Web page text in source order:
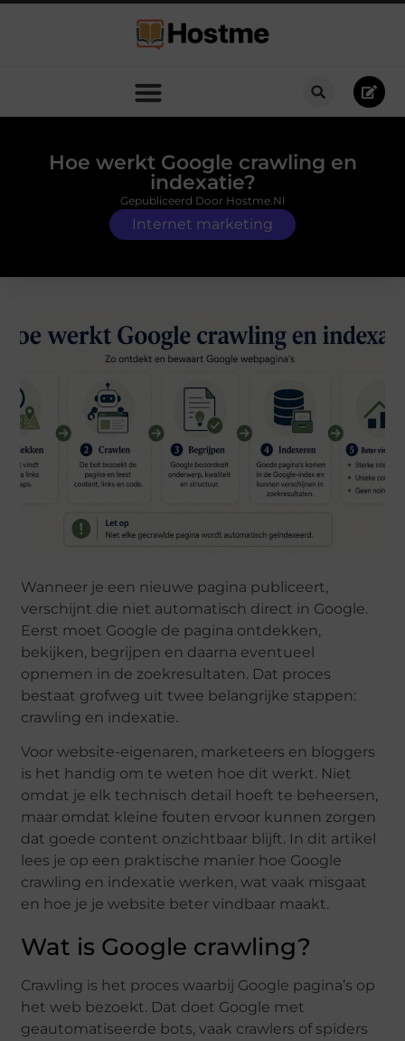
Hoe werkt Google crawling en
indexatie?
Internet marketing
Gepubliceerd Door Hostme.nl
Wanneer je een nieuwe pagina publiceert,
verschijnt die niet automatisch direct in Google.
Eerst moet Google de pagina ontdekken,
bekijken, begrijpen en daarna eventueel
opnemen in de zoekresultaten. Dat proces
bestaat grofweg uit twee belangrijke stappen:
crawling en indexatie.
Voor website-eigenaren, marketeers en bloggers
is het handig om te weten hoe dit werkt. Niet
omdat je elk technisch detail hoeft te beheersen,
maar omdat kleine fouten ervoor kunnen zorgen
dat goede content onzichtbaar blijft. In dit artikel
lees je op een praktische manier hoe Google
crawling en indexatie werken, wat vaak misgaat
en hoe je je website beter vindbaar maakt.
Wat is Google crawling?
Crawling is het proces waarbij Google pagina’s op
het web bezoekt. Dat doet Google met
geautomatiseerde bots, vaak crawlers of spiders